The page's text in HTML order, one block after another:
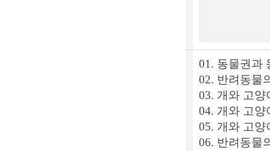
01. 동물권과
02. 반려동물
03. 개와 고양
04. 개와 고양
05. 개와 고양
06. 반려동물